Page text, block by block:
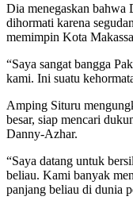
Dia menegaskan bahwa
dihormati karena
memimpin Kota
“Saya sangat bangga
kami. Ini suatu
Amping Situru
besar, siap mencari
Danny-Azhar.
“Saya datang untuk
beliau. Kami banyak
panjang beliau di dunia